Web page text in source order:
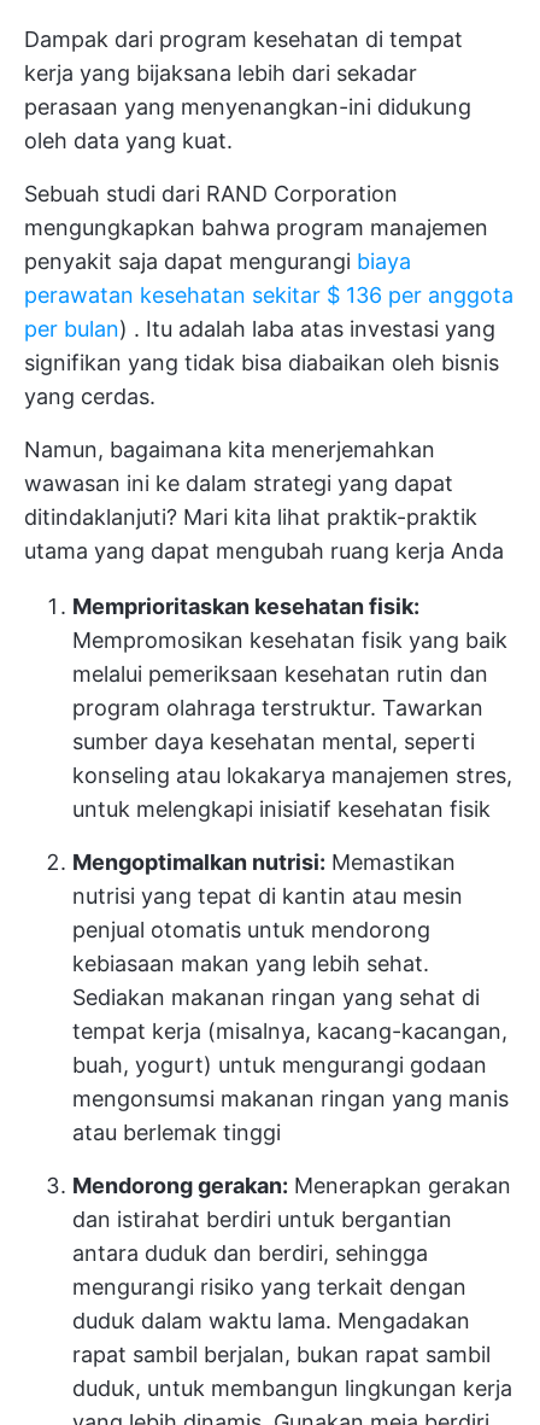
Dampak dari program kesehatan di tempat
kerja yang bijaksana lebih dari sekadar
perasaan yang menyenangkan-ini didukung
oleh data yang kuat.
Sebuah studi dari RAND Corporation
mengungkapkan bahwa program manajemen
penyakit saja dapat mengurangi biaya
perawatan kesehatan sekitar $ 136 per anggota
per bulan) . Itu adalah laba atas investasi yang
signifikan yang tidak bisa diabaikan oleh bisnis
yang cerdas.
Namun, bagaimana kita menerjemahkan
wawasan ini ke dalam strategi yang dapat
ditindaklanjuti? Mari kita lihat praktik-praktik
utama yang dapat mengubah ruang kerja Anda
Memprioritaskan kesehatan fisik:
Mempromosikan kesehatan fisik yang baik
melalui pemeriksaan kesehatan rutin dan
program olahraga terstruktur. Tawarkan
sumber daya kesehatan mental, seperti
konseling atau lokakarya manajemen stres,
untuk melengkapi inisiatif kesehatan fisik
Mengoptimalkan nutrisi: Memastikan
nutrisi yang tepat di kantin atau mesin
penjual otomatis untuk mendorong
kebiasaan makan yang lebih sehat.
Sediakan makanan ringan yang sehat di
tempat kerja (misalnya, kacang-kacangan,
buah, yogurt) untuk mengurangi godaan
mengonsumsi makanan ringan yang manis
atau berlemak tinggi
Mendorong gerakan: Menerapkan gerakan
dan istirahat berdiri untuk bergantian
antara duduk dan berdiri, sehingga
mengurangi risiko yang terkait dengan
duduk dalam waktu lama. Mengadakan
rapat sambil berjalan, bukan rapat sambil
duduk, untuk membangun lingkungan kerja